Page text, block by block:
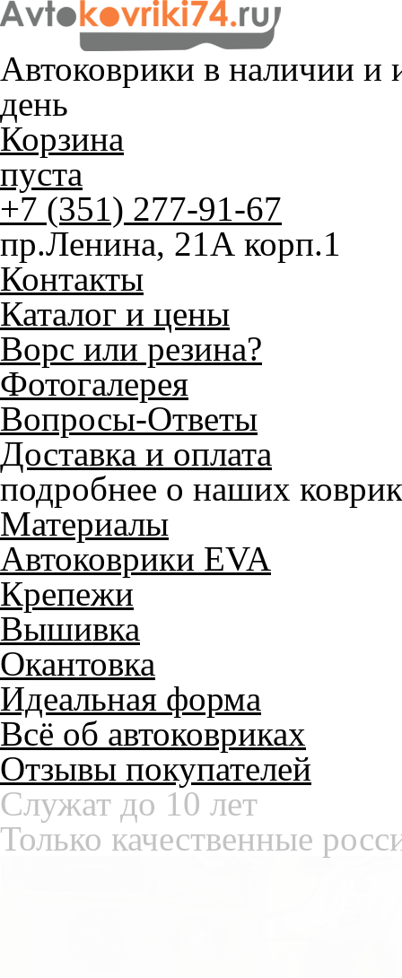
Автоковрики в наличии и
день
Корзина
пуста
+7 (351) 277-91-67
пр.Ленина, 21А корп.1
Контакты
Каталог и цены
Ворс или резина?
Фотогалерея
Вопросы-Ответы
Доставка и оплата
подробнее о наших
Материалы
Автоковрики EVA
Крепежи
Вышивка
Окантовка
Идеальная форма
Всё об автоковриках
Отзывы покупателей
Служат до 10 лет
Только качественные